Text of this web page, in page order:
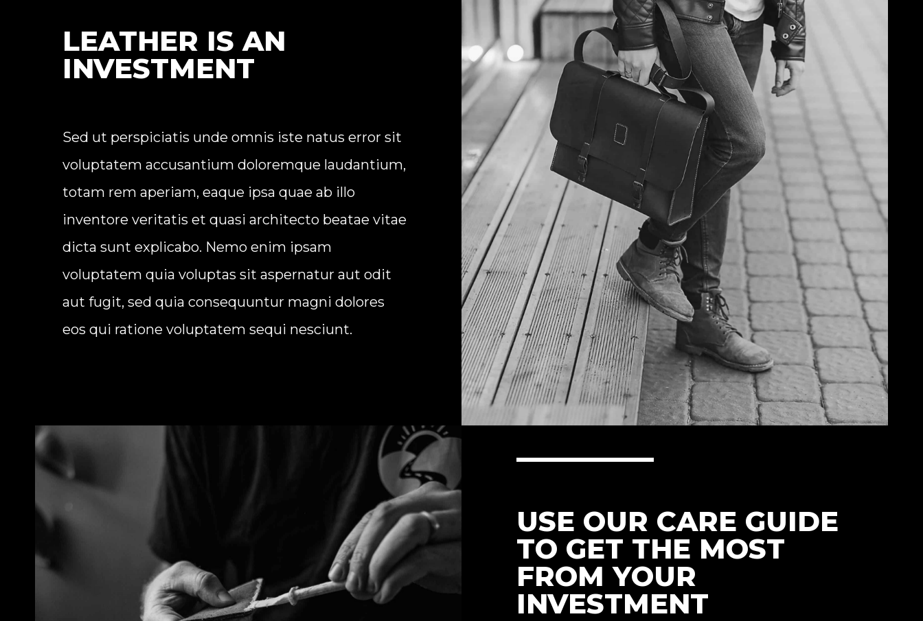
LEATHER IS AN
INVESTMENT
Sed ut perspiciatis unde omnis iste natus error sit
voluptatem accusantium doloremque laudantium,
totam rem aperiam, eaque ipsa quae ab illo
inventore veritatis et quasi architecto beatae vitae
dicta sunt explicabo. Nemo enim ipsam
voluptatem quia voluptas sit aspernatur aut odit
aut fugit, sed quia consequuntur magni dolores
eos qui ratione voluptatem sequi nesciunt.
USE OUR CARE GUIDE
TO GET THE MOST
FROM YOUR
INVESTMENT